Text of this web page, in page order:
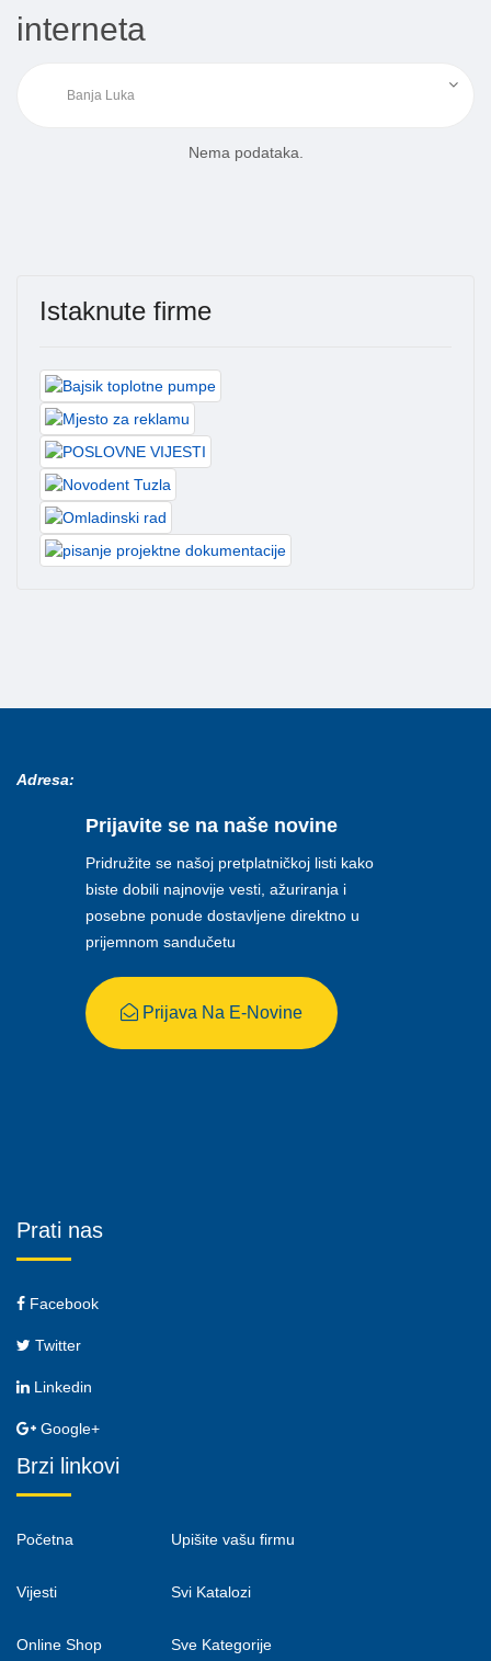
interneta
Nema podataka.
Istaknute firme
Adresa:
Prijavite se na naše novine
Pridružite se našoj pretplatničkoj listi kako
biste dobili najnovije vesti, ažuriranja i
posebne ponude dostavljene direktno u
prijemnom sandučetu
Prijava Na E-Novine
Prati nas
Facebook
Twitter
Linkedin
Google+
Brzi linkovi
Početna
Vijesti
Online Shop
Upišite vašu firmu
Svi Katalozi
Sve Kategorije